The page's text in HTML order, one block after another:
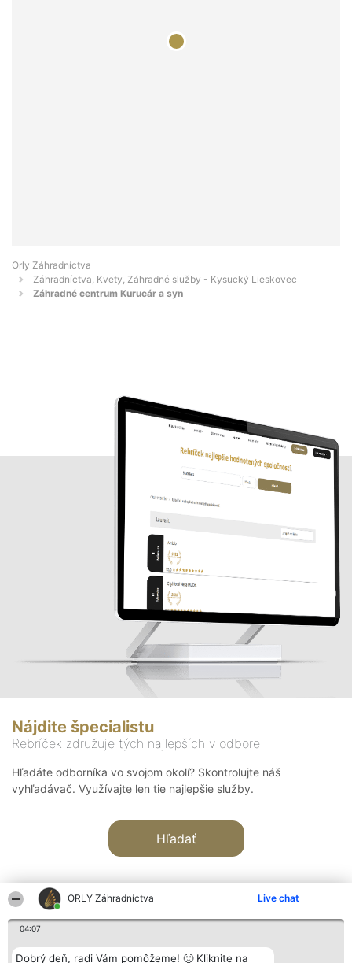
ORLY Záhradníctva Live chat
04:07
Dobrý deň, radi Vám pomôžeme! 🙂 Kliknite na
Orly Záhradníctva
Záhradníctva, Kvety, Záhradné služby - Kysucký Lieskovec
Záhradné centrum Kurucár a syn
Nájdite špecialistu
Rebríček združuje tých najlepších v odbore
Hľadáte odborníka vo svojom okolí? Skontrolujte náš
vyhľadávač. Využívajte len tie najlepšie služby.
Hľadať
Organizátor hodnotenia Hodnotenie Kontakt